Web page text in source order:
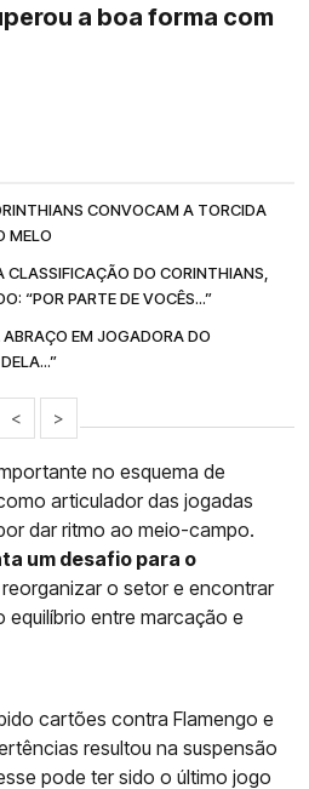
a boa forma com
CONVOCAM A TORCIDA
MELO
DO CORINTHIANS,
“POR PARTE DE VOCÊS...”
EM JOGADORA DO
< >
no esquema de
articulador das jogadas
dar ritmo ao meio-campo.
um desafio para o
o setor e encontrar
equilíbrio entre marcação e
cartões contra Flamengo e
resultou na suspensão
pode ter sido o último jogo